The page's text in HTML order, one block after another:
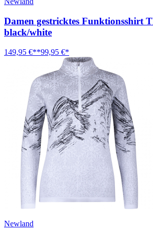
Damen gestricktes Funktionsshirt
black/white
149,95 €**99,95 €*
Newland